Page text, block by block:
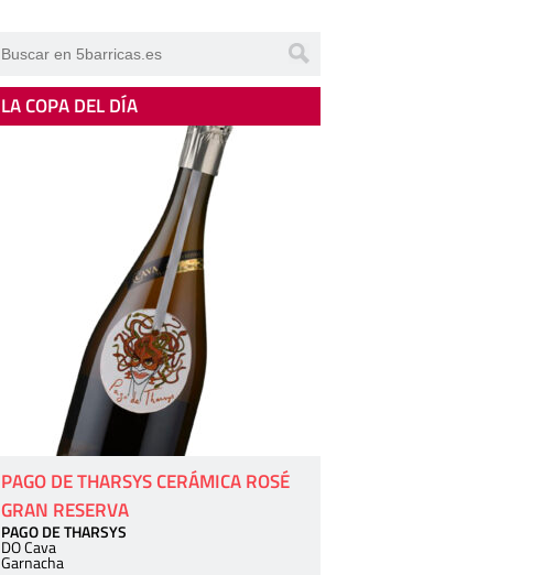
LA COPA DEL DÍA
PAGO DE THARSYS CERÁMICA ROSÉ
GRAN RESERVA
PAGO DE THARSYS
DO Cava
Garnacha